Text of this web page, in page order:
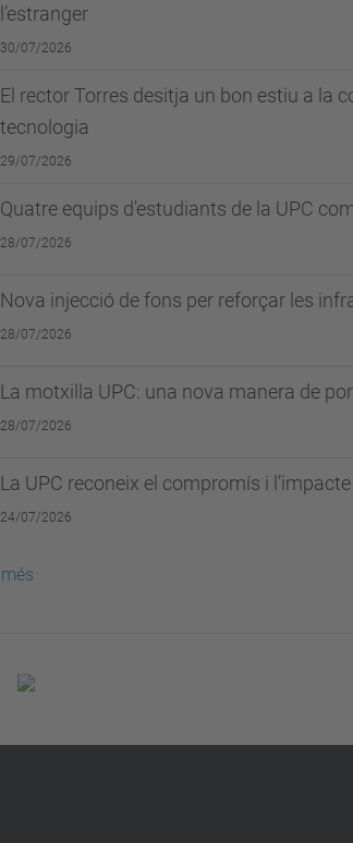
l’estranger
30/07/2026
El rector Torres desitja un bon estiu a la
tecnologia
29/07/2026
Quatre equips d'estudiants de la UPC
28/07/2026
Nova injecció de fons per reforçar les
28/07/2026
La motxilla UPC: una nova manera de
28/07/2026
La UPC reconeix el compromís i
24/07/2026